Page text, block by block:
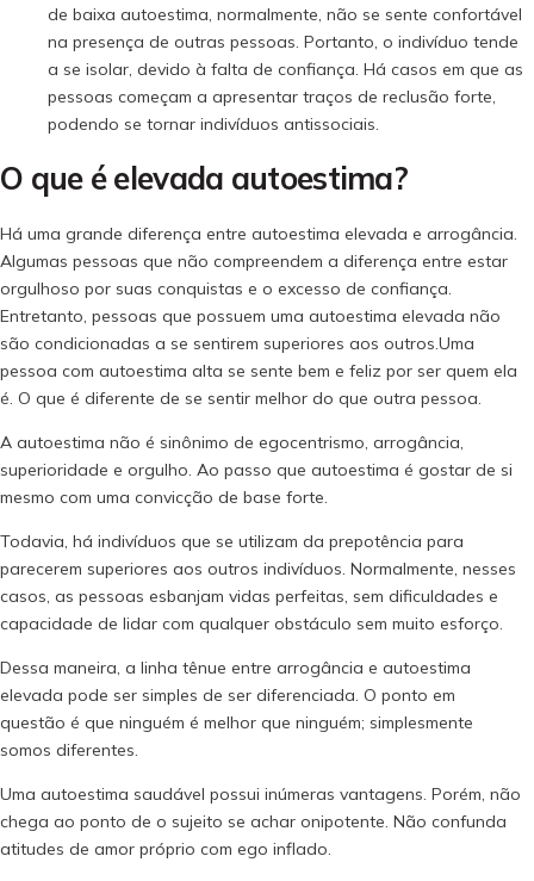
de baixa autoestima, normalmente, não se sente confortável
na presença de outras pessoas. Portanto, o indivíduo tende
a se isolar, devido à falta de confiança. Há casos em que as
pessoas começam a apresentar traços de reclusão forte,
podendo se tornar indivíduos antissociais.
O que é elevada autoestima?
Há uma grande diferença entre autoestima elevada e arrogância.
Algumas pessoas que não compreendem a diferença entre estar
orgulhoso por suas conquistas e o excesso de confiança.
Entretanto, pessoas que possuem uma autoestima elevada não
são condicionadas a se sentirem superiores aos outros.Uma
pessoa com autoestima alta se sente bem e feliz por ser quem ela
é. O que é diferente de se sentir melhor do que outra pessoa.
A autoestima não é sinônimo de egocentrismo, arrogância,
superioridade e orgulho. Ao passo que autoestima é gostar de si
mesmo com uma convicção de base forte.
Todavia, há indivíduos que se utilizam da prepotência para
parecerem superiores aos outros indivíduos. Normalmente, nesses
casos, as pessoas esbanjam vidas perfeitas, sem dificuldades e
capacidade de lidar com qualquer obstáculo sem muito esforço.
Dessa maneira, a linha tênue entre arrogância e autoestima
elevada pode ser simples de ser diferenciada. O ponto em
questão é que ninguém é melhor que ninguém; simplesmente
somos diferentes.
Uma autoestima saudável possui inúmeras vantagens. Porém, não
chega ao ponto de o sujeito se achar onipotente. Não confunda
atitudes de amor próprio com ego inflado.